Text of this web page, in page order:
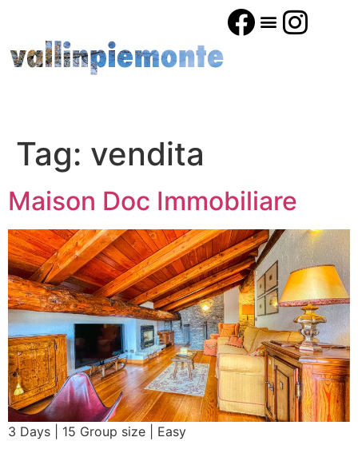
Tag: vendita
Maison Doc Immobiliare
3 Days | 15 Group size | Easy